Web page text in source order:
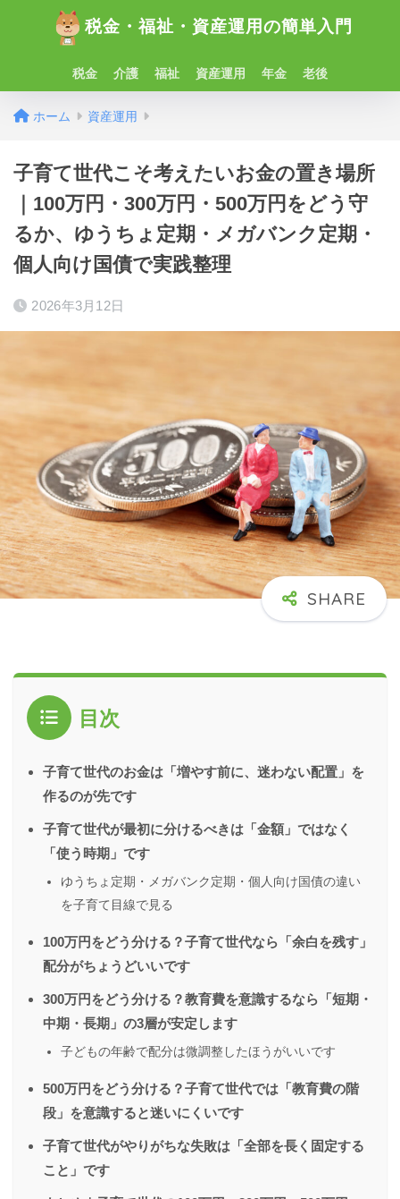
税金・福祉・資産運用の簡単入門
税金 介護 福祉 資産運用 年金 老後
ホーム 資産運用
子育て世代こそ考えたいお金の置き場所
｜100万円・300万円・500万円をどう守
るか、ゆうちょ定期・メガバンク定期・
個人向け国債で実践整理
2026年3月12日
目次
子育て世代のお金は「増やす前に、迷わない配置」を
作るのが先です
子育て世代が最初に分けるべきは「金額」ではなく
「使う時期」です
ゆうちょ定期・メガバンク定期・個人向け国債の違い
を子育て目線で見る
100万円をどう分ける？子育て世代なら「余白を残す」
配分がちょうどいいです
300万円をどう分ける？教育費を意識するなら「短期・
中期・長期」の3層が安定します
子どもの年齢で配分は微調整したほうがいいです
500万円をどう分ける？子育て世代では「教育費の階
段」を意識すると迷いにくいです
子育て世代がやりがちな失敗は「全部を長く固定する
こと」です